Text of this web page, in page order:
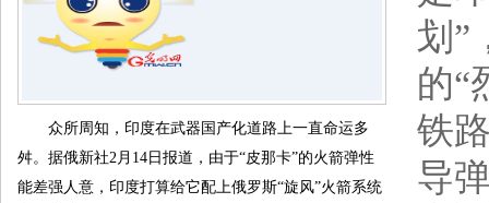
众所周知，印度在武器国产化道路上一直命运多
舛。据俄新社2月14日报道，由于“皮那卡”的火箭弹性
能差强人意，印度打算给它配上俄罗斯“旋风”火箭系统
划”
的“
铁
导